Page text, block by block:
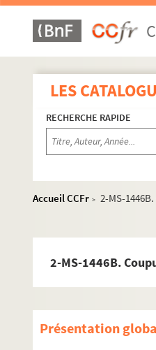
LES
RECHERCHE RAPIDE
Accueil CCFr > 2-MS-
2-MS-1446B.
Présentation
Souvenirs et textes